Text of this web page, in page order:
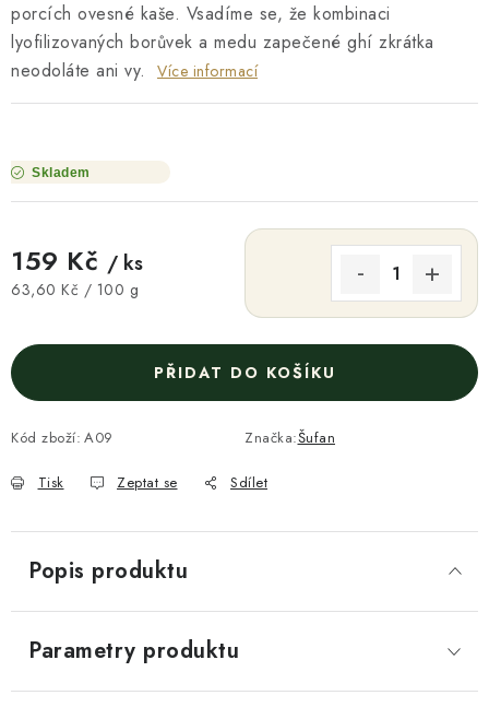
porcích ovesné kaše. Vsadíme se, že kombinaci
lyofilizovaných borůvek a medu zapečené ghí zkrátka
neodoláte ani vy.
Více informací
Skladem
159 Kč / ks
Měrná cena:
63,60 Kč / 100 g
PŘIDAT DO KOŠÍKU
Kód zboží: A09 Značka:Šufan
Tisk Zeptat se Sdílet
Popis produktu
Parametry produktu